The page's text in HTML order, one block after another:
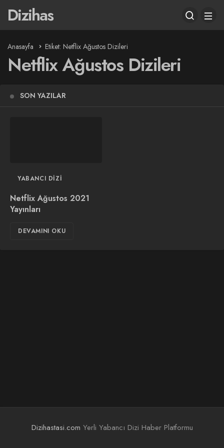
Dizihas
Anasayfa Etiket: Netflix Ağustos Dizileri
Netflix Ağustos Dizileri
SON YAZILAR
YABANCI DIZI
Netflix Ağustos 2021
Yayınları
DEVAMINI OKU
Dizihastasi.com Yerli Yabancı Dizi Haber Platformu